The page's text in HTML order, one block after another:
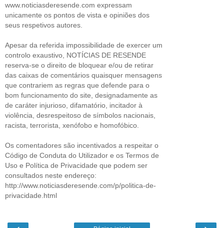
www.noticiasderesende.com expressam
unicamente os pontos de vista e opiniões dos
seus respetivos autores.
Apesar da referida impossibilidade de exercer um
controlo exaustivo, NOTÍCIAS DE RESENDE
reserva-se o direito de bloquear e/ou de retirar
das caixas de comentários quaisquer mensagens
que contrariem as regras que defende para o
bom funcionamento do site, designadamente as
de caráter injurioso, difamatório, incitador à
violência, desrespeitoso de símbolos nacionais,
racista, terrorista, xenófobo e homofóbico.
Os comentadores são incentivados a respeitar o
Código de Conduta do Utilizador e os Termos de
Uso e Política de Privacidade que podem ser
consultados neste endereço:
http://www.noticiasderesende.com/p/politica-de-
privacidade.html